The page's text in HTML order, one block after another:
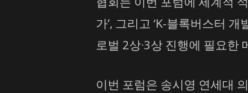
가’, 그리고 ‘K-블록버스터
로벌 2상·3상 진행에 필요한
이번 포럼은 송시영 연세대